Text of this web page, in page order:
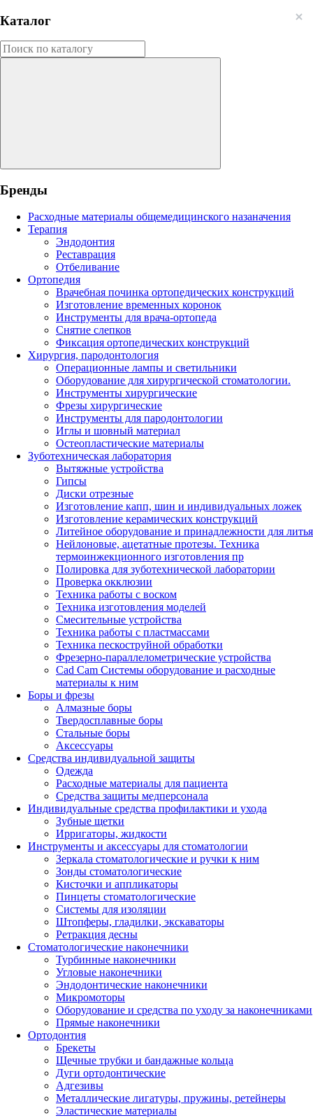
Каталог
Бренды
Расходные материалы общемедицинского назаначения
Терапия
Эндодонтия
Реставрация
Отбеливание
Ортопедия
Врачебная починка ортопедических конструкций
Изготовление временных коронок
Инструменты для врача-ортопеда
Снятие слепков
Фиксация ортопедических конструкций
Хирургия, пародонтология
Операционные лампы и светильники
Оборудование для хирургической стоматологии.
Инструменты хирургические
Фрезы хирургические
Инструменты для пародонтологии
Иглы и шовный материал
Остеопластические материалы
Зуботехническая лаборатория
Вытяжные устройства
Гипсы
Диски отрезные
Изготовление капп, шин и индивидуальных ложек
Изготовление керамических конструкций
Литейное оборудование и принадлежности для литья
Нейлоновые, ацетатные протезы. Техника
термоинжекционного изготовления пр
Полировка для зуботехнической лаборатории
Проверка окклюзии
Техника работы с воском
Техника изготовления моделей
Смесительные устройства
Техника работы с пластмассами
Техника пескоструйной обработки
Фрезерно-параллелометрические устройства
Cad Cam Системы оборудование и расходные
материалы к ним
Боры и фрезы
Алмазные боры
Твердосплавные боры
Стальные боры
Аксессуары
Средства индивидуальной защиты
Одежда
Расходные материалы для пациента
Средства защиты медперсонала
Индивидуальные средства профилактики и ухода
Зубные щетки
Ирригаторы, жидкости
Инструменты и аксессуары для стоматологии
Зеркала стоматологические и ручки к ним
Зонды стоматологические
Кисточки и аппликаторы
Пинцеты стоматологические
Системы для изоляции
Штопферы, гладилки, экскаваторы
Ретракция десны
Стоматологические наконечники
Турбинные наконечники
Угловые наконечники
Эндодонтические наконечники
Микромоторы
Оборудование и средства по уходу за наконечниками
Прямые наконечники
Ортодонтия
Брекеты
Щечные трубки и бандажные кольца
Дуги ортодонтические
Адгезивы
Металлические лигатуры, пружины, ретейнеры
Эластические материалы